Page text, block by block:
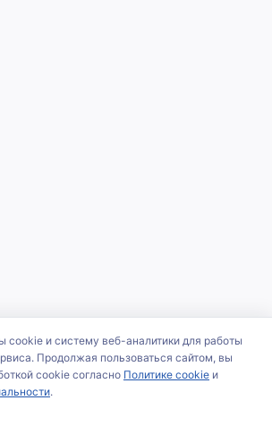
и систему веб-аналитики для работы
Продолжая пользоваться сайтом, вы
cookie согласно Политике cookie и
.